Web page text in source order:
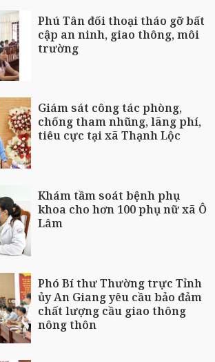
Phú Tân đối thoại tháo gỡ bất
cập an ninh, giao thông, môi
trường
Giám sát công tác phòng,
chống tham nhũng, lãng phí,
tiêu cực tại xã Thạnh Lộc
Khám tầm soát bệnh phụ
khoa cho hơn 100 phụ nữ xã Ô
Lâm
Phó Bí thư Thường trực Tỉnh
ủy An Giang yêu cầu bảo đảm
chất lượng cầu giao thông
nông thôn